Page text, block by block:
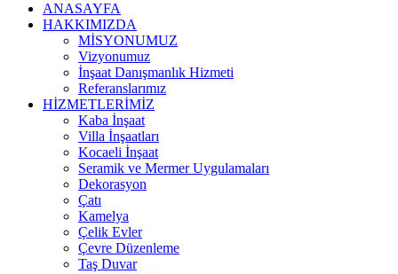
ANASAYFA
HAKKIMIZDA
MİSYONUMUZ
Vizyonumuz
İnşaat Danışmanlık Hizmeti
Referanslarımız
HİZMETLERİMİZ
Kaba İnşaat
Villa İnşaatları
Kocaeli İnşaat
Seramik ve Mermer Uygulamaları
Dekorasyon
Çatı
Kamelya
Çelik Evler
Çevre Düzenleme
Taş Duvar